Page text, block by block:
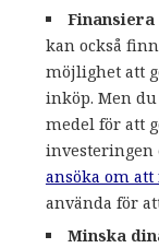
kan också
möjlighet att
inköp. Men
medel för att
investeringen
ansöka om att
använda för
Minska